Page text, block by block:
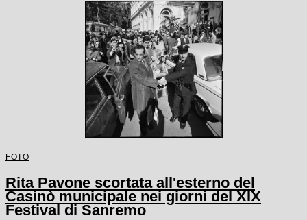
FOTO
Rita Pavone scortata all'esterno del
Casinò municipale nei giorni del XIX
Festival di Sanremo